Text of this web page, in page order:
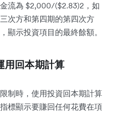
流為 $2,000/($2.83)2，如
次方和第四期的第四次方
顯示投資項目的最終餘額。
用回本期計算
制時，使用投資回本期計算
標顯示要賺回任何花費在項